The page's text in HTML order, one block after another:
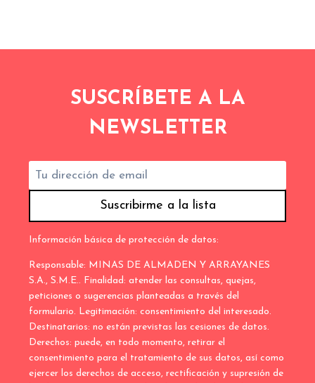
SUSCRÍBETE A LA
NEWSLETTER
Información básica de protección de datos:
Responsable: MINAS DE ALMADEN Y ARRAYANES
S.A., S.M.E.. Finalidad: atender las consultas, quejas,
peticiones o sugerencias planteadas a través del
formulario. Legitimación: consentimiento del interesado.
Destinatarios: no están previstas las cesiones de datos.
Derechos: puede, en todo momento, retirar el
consentimiento para el tratamiento de sus datos, así como
ejercer los derechos de acceso, rectificación y supresión de